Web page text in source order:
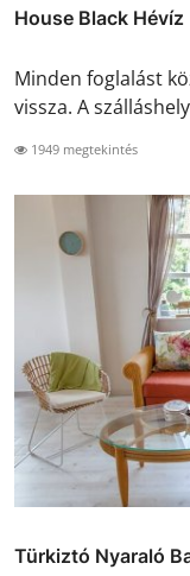
House Black Hévíz
Minden foglalást
vissza. A
1949 megtekintés
Türkiztó Nyaraló